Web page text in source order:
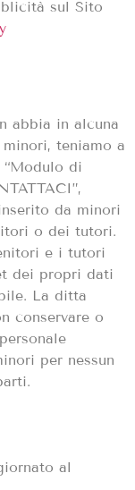
sul Sito
abbia in alcuna
teniamo a
di
da minori
o dei tutori.
e i tutori
dei propri dati
La ditta
conservare o
per nessun
al